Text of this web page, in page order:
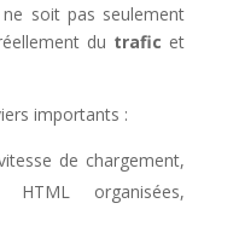
soit pas seulement
du trafic et
importants :
de chargement,
organisées,